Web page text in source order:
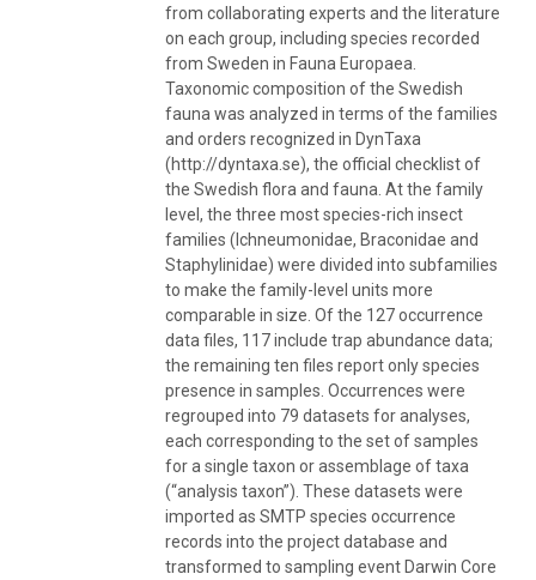
from collaborating experts and the literature
on each group, including species recorded
from Sweden in Fauna Europaea.
Taxonomic composition of the Swedish
fauna was analyzed in terms of the families
and orders recognized in DynTaxa
(http://dyntaxa.se), the official checklist of
the Swedish flora and fauna. At the family
level, the three most species-rich insect
families (Ichneumonidae, Braconidae and
Staphylinidae) were divided into subfamilies
to make the family-level units more
comparable in size. Of the 127 occurrence
data files, 117 include trap abundance data;
the remaining ten files report only species
presence in samples. Occurrences were
regrouped into 79 datasets for analyses,
each corresponding to the set of samples
for a single taxon or assemblage of taxa
(“analysis taxon”). These datasets were
imported as SMTP species occurrence
records into the project database and
transformed to sampling event Darwin Core